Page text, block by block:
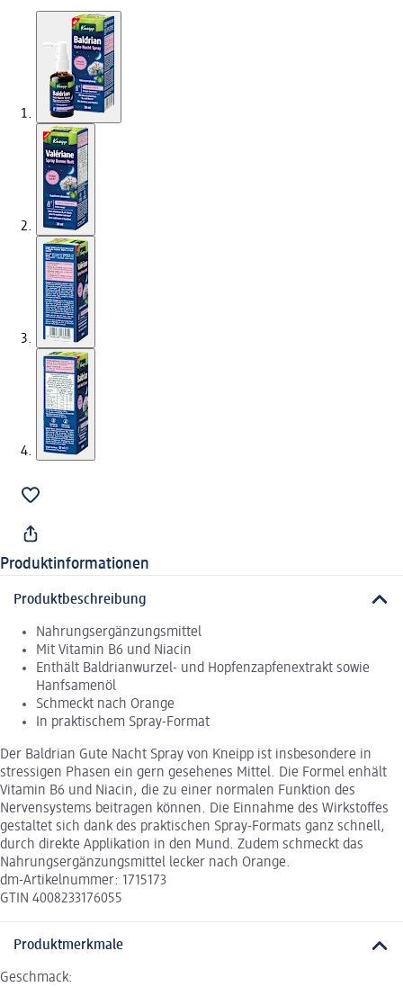
Produktinformationen
Produktbeschreibung
Nahrungsergänzungsmittel
Mit Vitamin B6 und Niacin
Enthält Baldrianwurzel- und Hopfenzapfenextrakt sowie
Hanfsamenöl
Schmeckt nach Orange
In praktischem Spray-Format
Der Baldrian Gute Nacht Spray von Kneipp ist insbesondere in
stressigen Phasen ein gern gesehenes Mittel. Die Formel enhält
Vitamin B6 und Niacin, die zu einer normalen Funktion des
Nervensystems beitragen können. Die Einnahme des Wirkstoffes
gestaltet sich dank des praktischen Spray-Formats ganz schnell,
durch direkte Applikation in den Mund. Zudem schmeckt das
Nahrungsergänzungsmittel lecker nach Orange.
dm-Artikelnummer: 1715173
GTIN 4008233176055
Produktmerkmale
Geschmack: